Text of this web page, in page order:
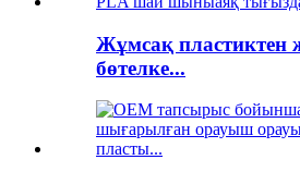
Жұмсақ пластиктен
бөтелке...